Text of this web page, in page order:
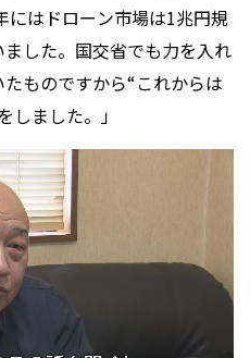
にはドローン市場は1兆円規
した。国交省でも力を入れ
ものですから“これからは
しました。」